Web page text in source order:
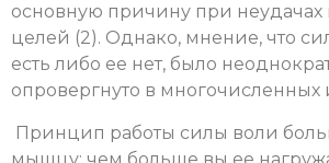
основную причину при
целей (2). Однако, мнение, что
есть либо ее нет, было
опровергнуто в многочисленных
Принцип работы силы воли